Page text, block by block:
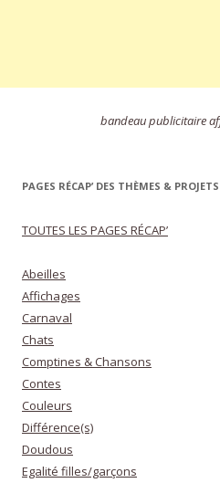
bandeau publicitaire
PAGES RÉCAP’ DES THÈMES & PROJETS
TOUTES LES PAGES RÉCAP’
Abeilles
Affichages
Carnaval
Chats
Comptines & Chansons
Contes
Couleurs
Différence(s)
Doudous
Egalité filles/garçons